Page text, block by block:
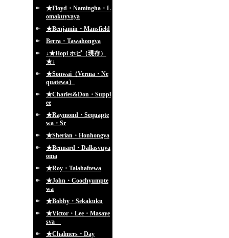
★Floyd・Namingha・L
omakuyvaya
★Benjamin・Mansfield
Berra・Tawahongva
↓★Hopi ホピ（現存）
★↓
★Sonwai（Verma・Ne
quatewa）
★Charles&Don・Suppl
ee
★Raymond・Sequapte
wa・Sr
★Sherian・Honhongva
★Bennard・Dallasvuya
oma
★Roy・Talahaftewa
★John・Coochyumpte
wa
★Bobby・Sekakuku
★Victor・Lee・Masaye
sva
★Chalmers・Day